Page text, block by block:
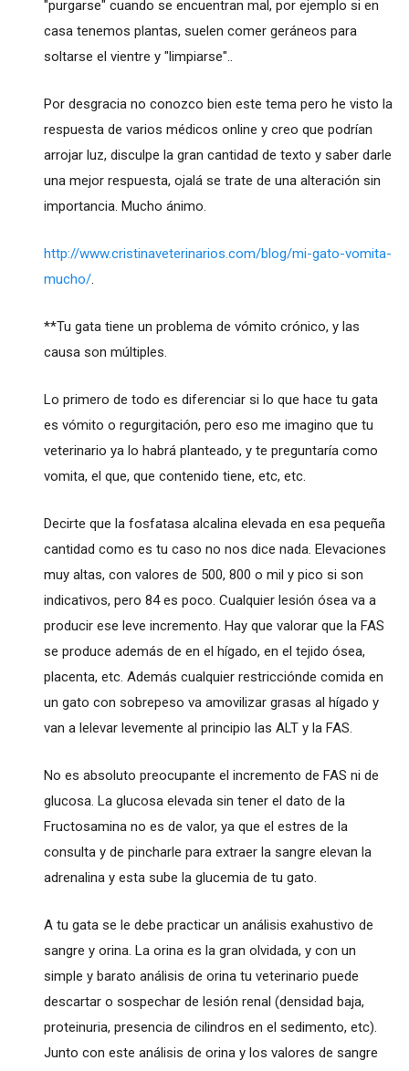
"purgarse" cuando se encuentran mal, por ejemplo si en
casa tenemos plantas, suelen comer geráneos para
soltarse el vientre y "limpiarse"..
Por desgracia no conozco bien este tema pero he visto la
respuesta de varios médicos online y creo que podrían
arrojar luz, disculpe la gran cantidad de texto y saber darle
una mejor respuesta, ojalá se trate de una alteración sin
importancia. Mucho ánimo.
http://www.cristinaveterinarios.com/blog/mi-gato-vomita-
mucho/.
**Tu gata tiene un problema de vómito crónico, y las
causa son múltiples.
Lo primero de todo es diferenciar si lo que hace tu gata
es vómito o regurgitación, pero eso me imagino que tu
veterinario ya lo habrá planteado, y te preguntaría como
vomita, el que, que contenido tiene, etc, etc.
Decirte que la fosfatasa alcalina elevada en esa pequeña
cantidad como es tu caso no nos dice nada. Elevaciones
muy altas, con valores de 500, 800 o mil y pico si son
indicativos, pero 84 es poco. Cualquier lesión ósea va a
producir ese leve incremento. Hay que valorar que la FAS
se produce además de en el hígado, en el tejido ósea,
placenta, etc. Además cualquier restricciónde comida en
un gato con sobrepeso va amovilizar grasas al hígado y
van a lelevar levemente al principio las ALT y la FAS.
No es absoluto preocupante el incremento de FAS ni de
glucosa. La glucosa elevada sin tener el dato de la
Fructosamina no es de valor, ya que el estres de la
consulta y de pincharle para extraer la sangre elevan la
adrenalina y esta sube la glucemia de tu gato.
A tu gata se le debe practicar un análisis exahustivo de
sangre y orina. La orina es la gran olvidada, y con un
simple y barato análisis de orina tu veterinario puede
descartar o sospechar de lesión renal (densidad baja,
proteinuria, presencia de cilindros en el sedimento, etc).
Junto con este análisis de orina y los valores de sangre